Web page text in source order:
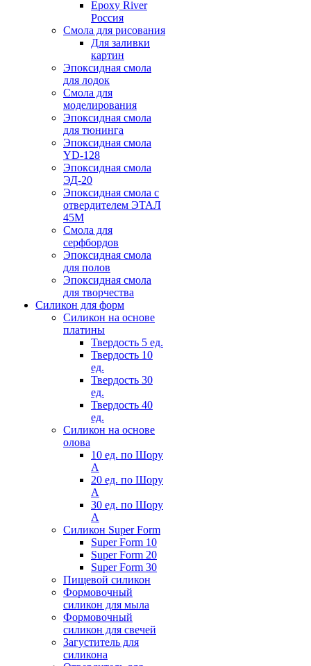
Epoxy River
Россия
Смола для рисования
Для заливки
картин
Эпоксидная смола
для лодок
Смола для
моделирования
Эпоксидная смола
для тюнинга
Эпоксидная смола
YD-128
Эпоксидная смола
ЭД-20
Эпоксидная смола с
отвердителем ЭТАЛ
45М
Смола для
серфбордов
Эпоксидная смола
для полов
Эпоксидная смола
для творчества
Силикон для форм
Силикон на основе
платины
Твердость 5 ед.
Твердость 10
ед.
Твердость 30
ед.
Твердость 40
ед.
Силикон на основе
олова
10 ед. по Шору
А
20 ед. по Шору
А
30 ед. по Шору
А
Силикон Super Form
Super Form 10
Super Form 20
Super Form 30
Пищевой силикон
Формовочный
силикон для мыла
Формовочный
силикон для свечей
Загуститель для
силикона